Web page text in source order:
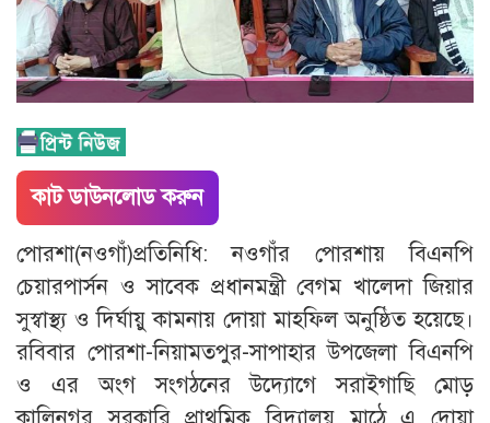
কাট ডাউনলোড করুন
পোরশা(নওগাঁ)প্রতিনিধি: নওগাঁর পোরশায় বিএনপি
চেয়ারপার্সন ও সাবেক প্রধানমন্ত্রী বেগম খালেদা জিয়ার
সুস্বাস্থ্য ও দির্ঘায়ু কামনায় দোয়া মাহফিল অনুষ্ঠিত হয়েছে।
রবিবার পোরশা-নিয়ামতপুর-সাপাহার উপজেলা বিএনপি
ও এর অংগ সংগঠনের উদ্যোগে সরাইগাছি মোড়